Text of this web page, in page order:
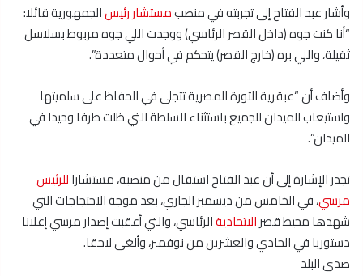
وأشار عبد الفتاح إلى تجربته في منصبمستشاررئيسالجمهورية قائلا:
“أنا كنت جوه (داخل القصر الرئاسي) ووجدت اللي جوه مربوط بسلاسل
ثقيلة، واللي بره (خارج القصر) يتحكم في أحوال متعددة”.
وأضاف أن “عبقرية الثورة المصرية تتجلى في الحفاظ على سلميتها
واستيعاب الميدان للجميع باستثناء السلطة التي ظلت طرفا وحيدا في
الميدان”.
تجدر الإشارة إلى أن عبد الفتاح استقال من منصبه، مستشاراللرئيس
مرسي، في الخامس من ديسمبر الجاري، بعد موجة الاحتجاجات التي
شهدها محيط قصرالاتحاديةالرئاسي، والتي أعقبت إصدار مرسي إعلانا
دستوريا في الحادي والعشرين من نوفمبر، وألغى لاحقا.
صدى البلد